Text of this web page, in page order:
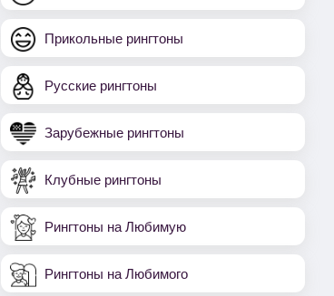
Прикольные рингтоны
Русские рингтоны
Зарубежные рингтоны
Клубные рингтоны
Рингтоны на Любимую
Рингтоны на Любимого